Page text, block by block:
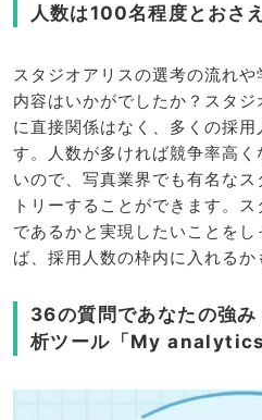
人数は100名程度とおさ
スタジオアリスの選考の流れ
内容はいかがでしたか？スタ
に直接関係はなく、多くの採
す。人数が多ければ競争率高
いので、写真業界でも有名な
トリーすることができます。
であるかと実現したいことを
ば、採用人数の枠内に入れるか
36の質問であなたの強
析ツール「My analytics